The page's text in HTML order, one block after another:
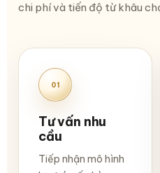
chi phí và tiến độ từ khâu
01
Tư vấn nhu
cầu
Tiếp nhận mô hình